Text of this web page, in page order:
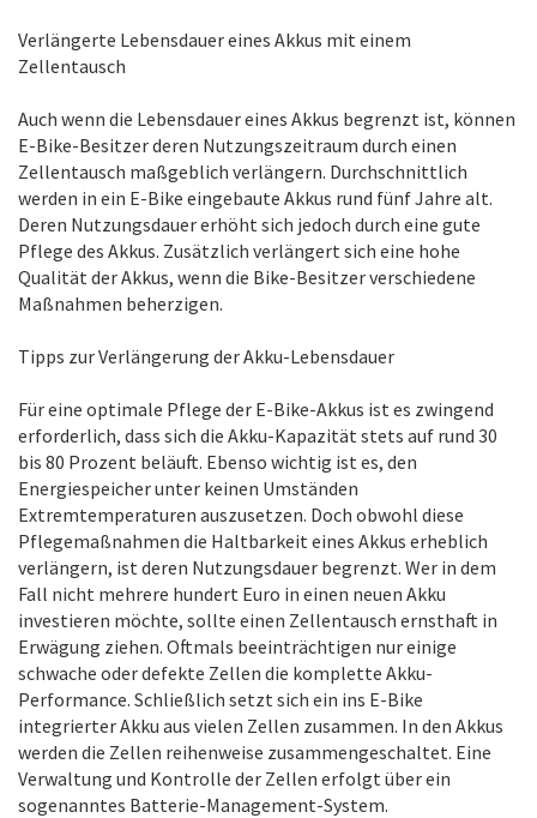
Verlängerte Lebensdauer eines Akkus mit einem
Zellentausch
Auch wenn die Lebensdauer eines Akkus begrenzt ist, können
E-Bike-Besitzer deren Nutzungszeitraum durch einen
Zellentausch maßgeblich verlängern. Durchschnittlich
werden in ein E-Bike eingebaute Akkus rund fünf Jahre alt.
Deren Nutzungsdauer erhöht sich jedoch durch eine gute
Pflege des Akkus. Zusätzlich verlängert sich eine hohe
Qualität der Akkus, wenn die Bike-Besitzer verschiedene
Maßnahmen beherzigen.
Tipps zur Verlängerung der Akku-Lebensdauer
Für eine optimale Pflege der E-Bike-Akkus ist es zwingend
erforderlich, dass sich die Akku-Kapazität stets auf rund 30
bis 80 Prozent beläuft. Ebenso wichtig ist es, den
Energiespeicher unter keinen Umständen
Extremtemperaturen auszusetzen. Doch obwohl diese
Pflegemaßnahmen die Haltbarkeit eines Akkus erheblich
verlängern, ist deren Nutzungsdauer begrenzt. Wer in dem
Fall nicht mehrere hundert Euro in einen neuen Akku
investieren möchte, sollte einen Zellentausch ernsthaft in
Erwägung ziehen. Oftmals beeinträchtigen nur einige
schwache oder defekte Zellen die komplette Akku-
Performance. Schließlich setzt sich ein ins E-Bike
integrierter Akku aus vielen Zellen zusammen. In den Akkus
werden die Zellen reihenweise zusammengeschaltet. Eine
Verwaltung und Kontrolle der Zellen erfolgt über ein
sogenanntes Batterie-Management-System.